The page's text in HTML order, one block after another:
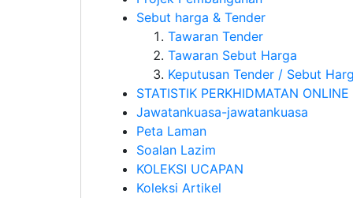
Sebut harga & Tender
Tawaran Tender
Tawaran Sebut Harga
Keputusan Tender / Sebut
STATISTIK PERKHIDMATAN ONLINE
Jawatankuasa-jawatankuasa
Peta Laman
Soalan Lazim
KOLEKSI UCAPAN
Koleksi Artikel